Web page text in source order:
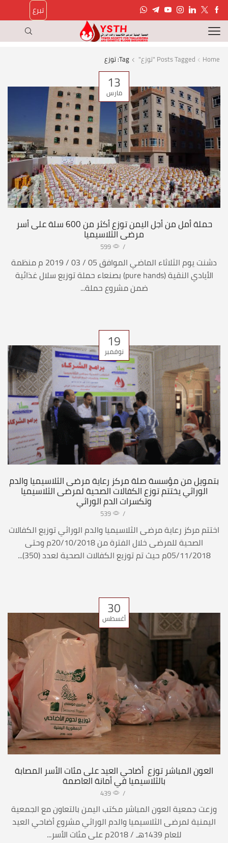
تبرع
Home Posts Tagged "توزع" Tag: توزع
13
مارس
حملة أمل من أجل اليمن توزع أكثر من 600 سلة على أسر
مرضى الثلاسيميا
/
599
دشنت يوم الثلاثاء الماضي الموافق 05 / 03 / 2019 م منظمة
الأيادي النقية (pure hands) بصنعاء حملة توزيع سلال غذائية
ضمن مشروع حملة...
19
نوفمبر
بتمويل من مؤسسة صلة مركز رعاية مرضى الثلاسيميا والدم
الوراثي يختتم توزع الكفالات الصحية لمرضى الثلاسيميا
وتكسرات الدم الوراثي
/
539
اختتم مركز رعاية مرضى الثلاسيميا والدم الوراثي توزيع الكفالات
الصحية للمرضى خلال الفترة من 20/10/2018م وحتى
05/11/2018م حيث تم توزيع الكفالات الصحية لعدد (350)...
30
أغسطس
العون المباشر توزع أضاحي العيد على مئات الأسر المصابة
بالثلاسيميا في أمانة العاصمة
/
439
وزعت جمعية العون المباشر مكتب اليمن بالتعاون مع الجمعية
اليمنية لمرضى الثلاسيميا والدم الوراثي مشروع أضاحي العيد
للعام 1439هـ / 2018م على مئات الأسر...